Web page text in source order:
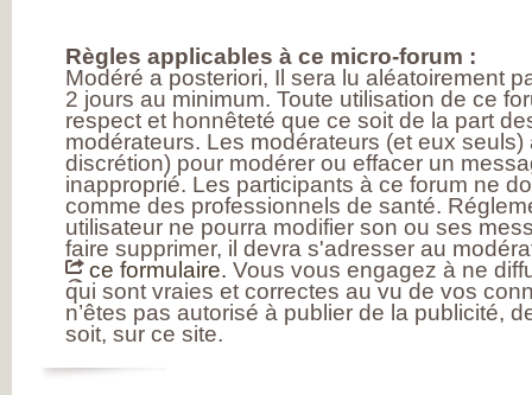
Règles applicables à ce micro-forum :
Modéré a posteriori, Il sera lu aléatoirement
2 jours au minimum. Toute utilisation de ce
respect et honnêteté que ce soit de la part
modérateurs. Les modérateurs (et eux
discrétion) pour modérer ou effacer un
inapproprié. Les participants à ce forum ne
comme des professionnels de santé.
utilisateur ne pourra modifier son ou ses
faire supprimer, il devra s'adresser au
ce formulaire. Vous vous engagez à ne
qui sont vraies et correctes au vu de vos
n’êtes pas autorisé à publier de la publicité,
soit, sur ce site.